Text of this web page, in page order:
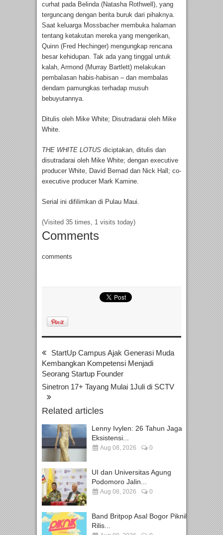
curhat pada Belinda (Natasha Rothwell), yang
terguncang dengan berita buruk dari pihaknya.
Saat keluarga Mossbacher membuka halaman
tentang ketakutan mereka yang mengerikan,
Quinn (Fred Hechinger) mengungkap rencana
besar kehidupan. Tak ada yang tinggal untuk
kalah, Armond (Murray Bartlett) melakukan
pembalasan habis-habisan – dan membalas
dendam pamungkas terhadap musuh
bebuyutannya.
Ditulis oleh Mike White; Disutradarai oleh Mike
White.
THE WHITE LOTUS diciptakan, ditulis dan
disutradarai oleh Mike White; dengan executive
producer White, David Bernad dan Nick Hall; co-
executive producer Mark Kamine.
Serial ini difilimkan di Pulau Maui.
(Visited 35 times, 1 visits today)
Comments
comments
StartUp Campus Ajak Generasi Muda
Kembangkan Kompetensi Menjadi
Seorang Startup Founder
Sinetron 17+ Tayang Mulai 1Juli di SCTV
Related articles
Lenny Ivylen: 26 Tahun Jaga
Eksistensi...
Aug 08, 2026 0
UI dan Universitas Agung
Podomoro Jalin...
Aug 08, 2026 0
Band Britpop Asal Bogor Piknik
Rilis...